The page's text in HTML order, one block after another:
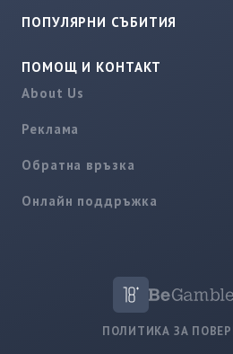
ПОПУЛЯРНИ СЪБИТИЯ
ПОМОЩ И КОНТАКТ
About Us
Реклама
Обратна връзка
Онлайн поддръжка
ПОЛИТИКА ЗА